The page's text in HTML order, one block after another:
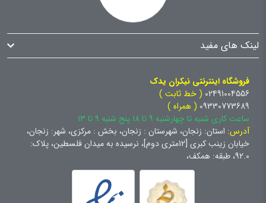
لینک های مفید
فروشگاه اینترنتی نیکران یدک
02491004556 ( خط ثابت )
09330773689 ( همراه )
ساعت کاری شنبه تا چهارشنبه 9 تا 18 پنج شنبه 9 تا 13
آدرس: استان: زنجان، شهرستان : زنجان، بخش : مرکزی، شهر: زنجان،
خیابان زینب کبری [12متری دوم]، نرسیده به میدان فلسطین، پلاک:
92.0، طبقه: همکف،